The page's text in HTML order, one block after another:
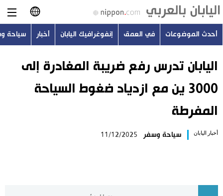
日本語
English
简体字
أحدث الموضوعات
أحدث الموضوعات في العمق إنفوغرافيك اليابان أخبار سياحة
اليابان تدرس رفع ضريبة المغادرة إلى
3000 ين مع ازدياد ضغوط السياحة
المفرطة
أخبار اليابان سياحة وسفر 11/12/2025